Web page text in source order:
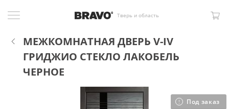
Тверь и область
МЕЖКОМНАТНАЯ ДВЕРЬ V-IV
ГРИДЖИО СТЕКЛО ЛАКОБЕЛЬ
ЧЕРНОЕ
Под заказ